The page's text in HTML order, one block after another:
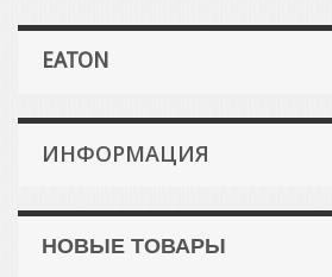
EATON
ИНФОРМАЦИЯ
НОВЫЕ ТОВАРЫ